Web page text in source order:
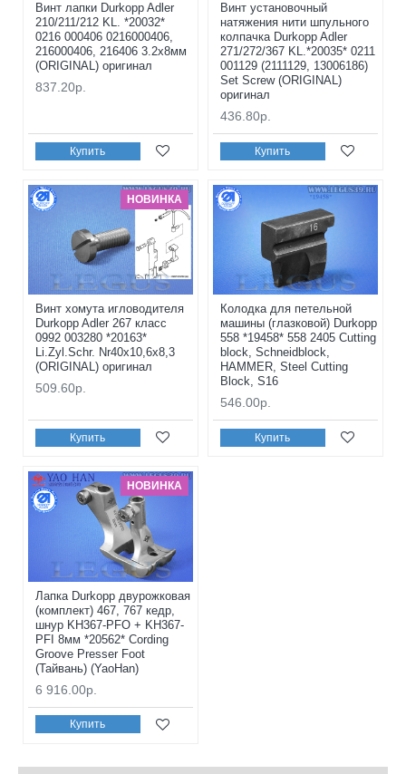
Винт лапки Durkopp Adler
210/211/212 KL. *20032*
0216 000406 0216000406,
216000406, 216406 3.2x8мм
(ORIGINAL) оригинал
837.20р.
Купить
Винт установочный
натяжения нити шпульного
колпачка Durkopp Adler
271/272/367 KL.*20035* 0211
001129 (2111129, 13006186)
Set Screw (ORIGINAL)
оригинал
436.80р.
Купить
НОВИНКА
Винт хомута игловодителя
Durkopp Adler 267 класс
0992 003280 *20163*
Li.Zyl.Schr. Nr40x10,6x8,3
(ORIGINAL) оригинал
509.60р.
Купить
Колодка для петельной
машины (глазковой) Durkopp
558 *19458* 558 2405 Cutting
block, Schneidblock,
HAMMER, Steel Cutting
Block, S16
546.00р.
Купить
НОВИНКА
Лапка Durkopp двурожковая
(комплект) 467, 767 кедр,
шнур KH367-PFO + KH367-
PFI 8мм *20562* Cording
Groove Presser Foot
(Тайвань) (YaoHan)
6 916.00р.
Купить